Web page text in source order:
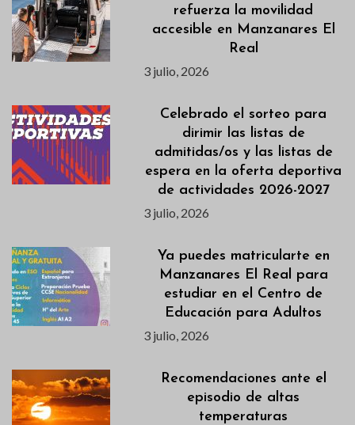
refuerza la movilidad
accesible en Manzanares El
Real
3 julio, 2026
Celebrado el sorteo para
dirimir las listas de
admitidas/os y las listas de
espera en la oferta deportiva
de actividades 2026-2027
3 julio, 2026
Ya puedes matricularte en
Manzanares El Real para
estudiar en el Centro de
Educación para Adultos
3 julio, 2026
Recomendaciones ante el
episodio de altas
temperaturas